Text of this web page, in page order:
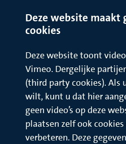
Deze website maakt
cookies
Deze website toont
Vimeo. Dergelijke
(third party cookies). Als
wilt, kunt u dat hier
geen video’s op deze
plaatsen zelf ook
verbeteren. Deze